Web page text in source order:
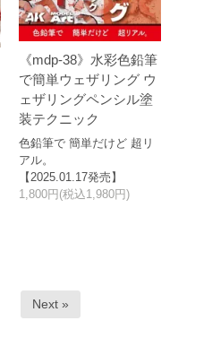
《mdp-38》水彩色鉛筆
で簡単ウェザリング ウ
ェザリングペンシル塗
装テクニック
色鉛筆で 簡単だけど 超リ
アル。
【2025.01.17発売】
1,800円(税込1,980円)
Next »